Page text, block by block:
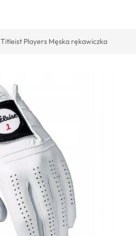
Titleist Players Męska rękawiczka